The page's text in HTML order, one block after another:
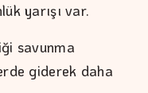
yarışı var.
savunma
giderek daha